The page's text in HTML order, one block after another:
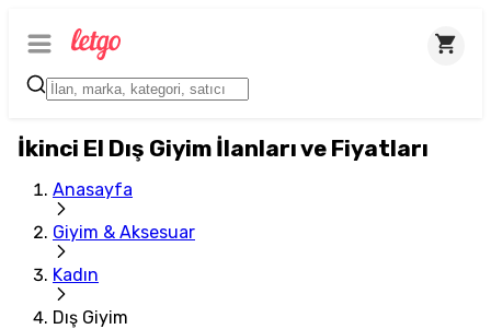
İkinci El Dış Giyim İlanları ve Fiyatları
Anasayfa
Giyim & Aksesuar
Kadın
Dış Giyim